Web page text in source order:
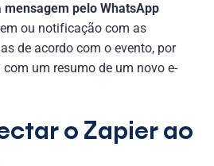
mensagem pelo WhatsApp
ou notificação com as
de acordo com o evento, por
um resumo de um novo e-
o Zapier ao